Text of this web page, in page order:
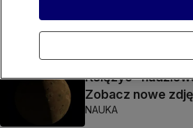
Księżyc
Zobacz nowe
NAUKA